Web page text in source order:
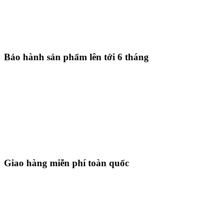
Bảo hành sản phẩm lên tới 6 tháng
Giao hàng miễn phí toàn quốc